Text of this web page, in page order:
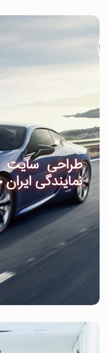
طراحی سایت
نمایندگی